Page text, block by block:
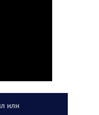
или